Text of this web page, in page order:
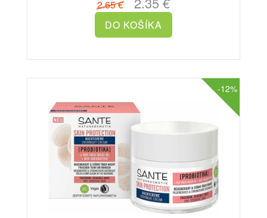
2.65 €
-12%